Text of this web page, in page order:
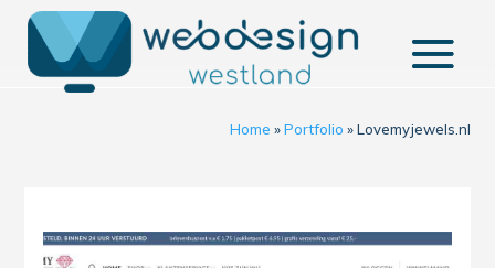
Home »Portfolio »Lovemyjewels.nl